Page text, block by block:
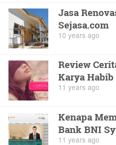
Jasa
Sejasa.com
10 years ago
Review
Karya
11 years ago
Kenapa
Bank BNI
11 years ago